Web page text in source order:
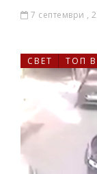
7 септември ,
СВЕТ ТОП